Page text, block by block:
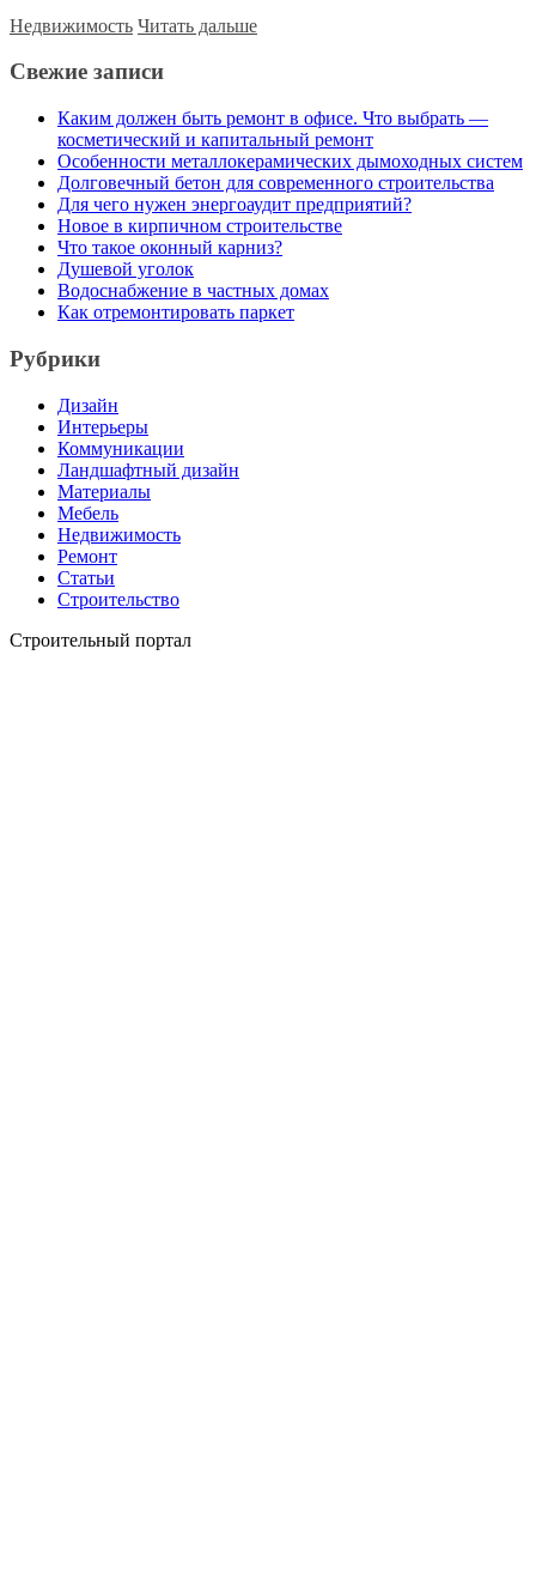
Недвижимость Читать дальше
Свежие записи
Каким должен быть ремонт в офисе. Что выбрать —
косметический и капитальный ремонт
Особенности металлокерамических дымоходных систем
Долговечный бетон для современного строительства
Для чего нужен энергоаудит предприятий?
Новое в кирпичном строительстве
Что такое оконный карниз?
Душевой уголок
Водоснабжение в частных домах
Как отремонтировать паркет
Рубрики
Дизайн
Интерьеры
Коммуникации
Ландшафтный дизайн
Материалы
Мебель
Недвижимость
Ремонт
Статьи
Строительство
Строительный портал